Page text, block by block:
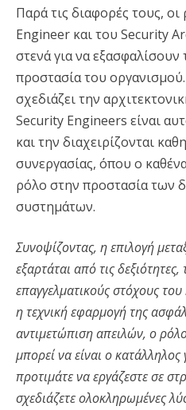
Παρά τις διαφορές τους,
Engineer και του Security
στενά για να εξασφαλίσουν
προστασία του
σχεδιάζει την
Security Engineers είναι
και την διαχειρίζονται
συνεργασίας, όπου ο
ρόλο στην προστασία των
συστημάτων.
Συνοψίζοντας, η επιλογή
εξαρτάται από τις
επαγγελματικούς στόχους
η τεχνική εφαρμογή της
αντιμετώπιση απειλών, ο
μπορεί να είναι ο
προτιμάτε να εργάζεστε σε
σχεδιάζετε ολοκληρωμένες